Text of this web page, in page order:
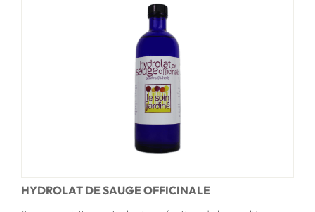
HYDROLAT DE SAUGE OFFICINALE